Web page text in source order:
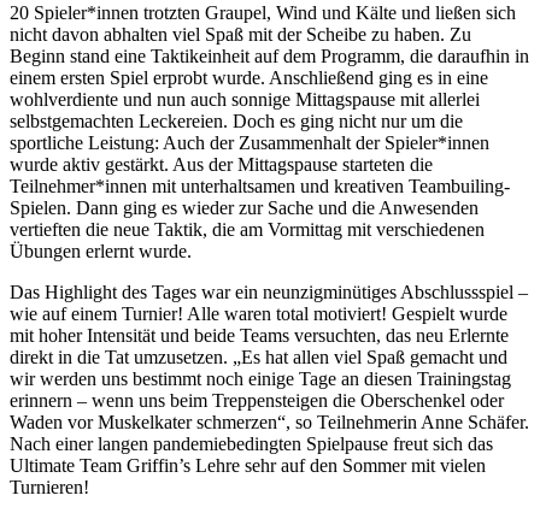
20 Spieler*innen trotzten Graupel, Wind und Kälte und ließen sich
nicht davon abhalten viel Spaß mit der Scheibe zu haben. Zu
Beginn stand eine Taktikeinheit auf dem Programm, die daraufhin in
einem ersten Spiel erprobt wurde. Anschließend ging es in eine
wohlverdiente und nun auch sonnige Mittagspause mit allerlei
selbstgemachten Leckereien. Doch es ging nicht nur um die
sportliche Leistung: Auch der Zusammenhalt der Spieler*innen
wurde aktiv gestärkt. Aus der Mittagspause starteten die
Teilnehmer*innen mit unterhaltsamen und kreativen Teambuiling-
Spielen. Dann ging es wieder zur Sache und die Anwesenden
vertieften die neue Taktik, die am Vormittag mit verschiedenen
Übungen erlernt wurde.
Das Highlight des Tages war ein neunzigminütiges Abschlussspiel –
wie auf einem Turnier! Alle waren total motiviert! Gespielt wurde
mit hoher Intensität und beide Teams versuchten, das neu Erlernte
direkt in die Tat umzusetzen. „Es hat allen viel Spaß gemacht und
wir werden uns bestimmt noch einige Tage an diesen Trainingstag
erinnern – wenn uns beim Treppensteigen die Oberschenkel oder
Waden vor Muskelkater schmerzen“, so Teilnehmerin Anne Schäfer.
Nach einer langen pandemiebedingten Spielpause freut sich das
Ultimate Team Griffin’s Lehre sehr auf den Sommer mit vielen
Turnieren!